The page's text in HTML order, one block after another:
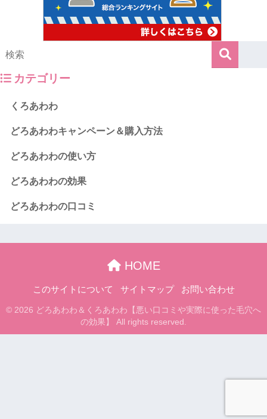
カテゴリー
くろあわわ
どろあわわキャンペーン＆購入方法
どろあわわの使い方
どろあわわの効果
どろあわわの口コミ
HOME
このサイトについて サイトマップ お問い合わせ
© 2026 どろあわわ＆くろあわわ【悪い口コミや実際に使った毛穴へ
の効果】 All rights reserved.